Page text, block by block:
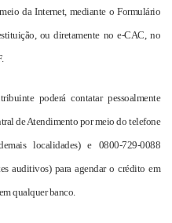
da Internet, mediante o Formulário
ou diretamente no e-CAC, no
poderá contatar pessoalmente
de Atendimento por meio do telefone
localidades) e 0800-729-0088
auditivos) para agendar o crédito em
qualquer banco.